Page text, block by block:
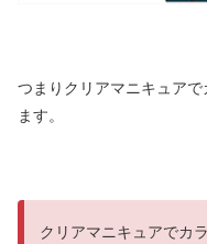
つまりクリアマニキュア
ます。
クリアマニキュアでカ